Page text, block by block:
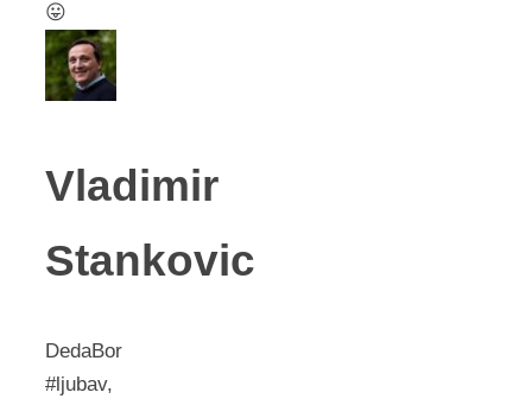
😛
Vladimir
Stankovic
DedaBor
#ljubav,